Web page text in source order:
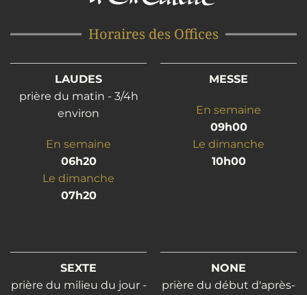
Horaires des Offices
LAUDES
prière du matin - 3/4h
environ
En semaine
06h20
Le dimanche
07h20
MESSE
En semaine
09h00
Le dimanche
10h00
SEXTE
prière du milieu du jour -
NONE
prière du début d'après-